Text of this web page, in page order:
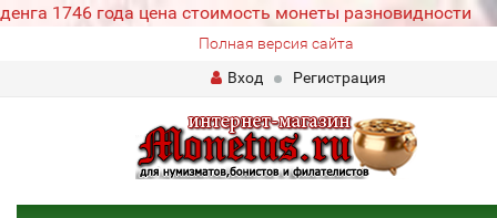
денга 1746 года цена стоимость монеты разновидности
Полная версия сайта
Вход
Регистрация